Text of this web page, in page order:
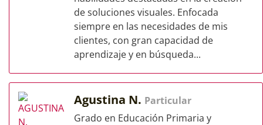
de soluciones visuales. Enfocada
siempre en las necesidades de mis
clientes, con gran capacidad de
aprendizaje y en búsqueda...
Agustina N. Particular
Grado en Educación Primaria y